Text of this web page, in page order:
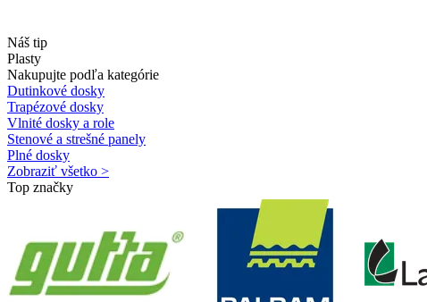
Náš tip
Plasty
Nakupujte podľa kategórie
Dutinkové dosky
Trapézové dosky
Vlnité dosky a role
Stenové a strešné panely
Plné dosky
Zobraziť všetko >
Top značky